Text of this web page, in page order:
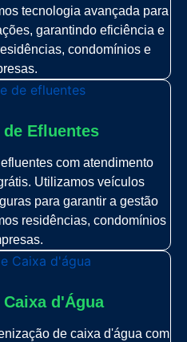
tecnologia avançada para
garantindo eficiência e
condomínios e
Efluentes
com atendimento
Utilizamos veículos
para garantir a gestão
residências, condomínios
d'Água
de caixa d'água com